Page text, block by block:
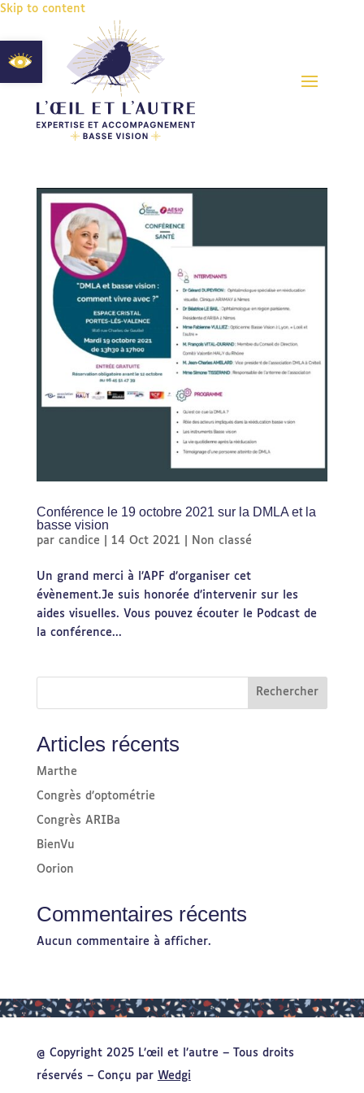
Skip to content
Ouvrir la barre d’outils
Conférence le 19 octobre 2021 sur la DMLA et la
basse vision
par candice 14 Oct 2021 Non classé
Un grand merci à l’APF d’organiser cet
évènement.Je suis honorée d’intervenir sur les
aides visuelles. Vous pouvez écouter le Podcast de
la conférence...
Rechercher
Articles récents
Marthe
Congrès d’optométrie
Congrès ARIBa
BienVu
Oorion
Commentaires récents
Aucun commentaire à afficher.
@ Copyright 2025 L’œil et l’autre – Tous droits
réservés – Conçu par Wedgi